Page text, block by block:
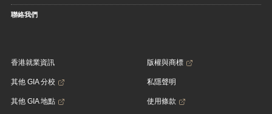
聯絡我們
香港就業資訊
其他 GIA 分校
其他 GIA 地點
版權與商標
私隱聲明
使用條款